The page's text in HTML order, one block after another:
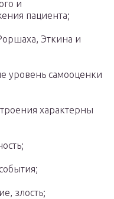
и
пациента;
Эткина и
уровень самооценки
характерны
злость;